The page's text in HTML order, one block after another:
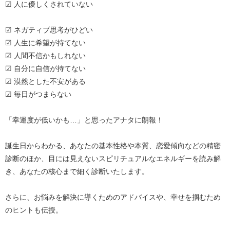
☑ 人に優しくされていない
☑ ネガティブ思考がひどい
☑ 人生に希望が持てない
☑ 人間不信かもしれない
☑ 自分に自信が持てない
☑ 漠然とした不安がある
☑ 毎日がつまらない
「幸運度が低いかも…」と思ったアナタに朗報！
誕生日からわかる、あなたの基本性格や本質、恋愛傾向などの精密
診断のほか、目には見えないスピリチュアルなエネルギーを読み解
き、あなたの核心まで細く診断いたします。
さらに、お悩みを解決に導くためのアドバイスや、幸せを掴むため
のヒントも伝授。